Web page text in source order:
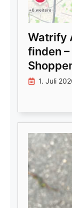
Watrify
finden
1. Juli